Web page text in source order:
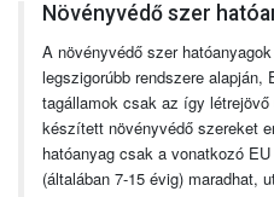
Növényvédő szer
A növényvédő szer
legszigorúbb rendszere
tagállamok csak az így
készített növényvédő szereket
hatóanyag csak a vonatkozó
(általában 7-15 évig) maradhat,